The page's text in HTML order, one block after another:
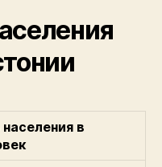
в